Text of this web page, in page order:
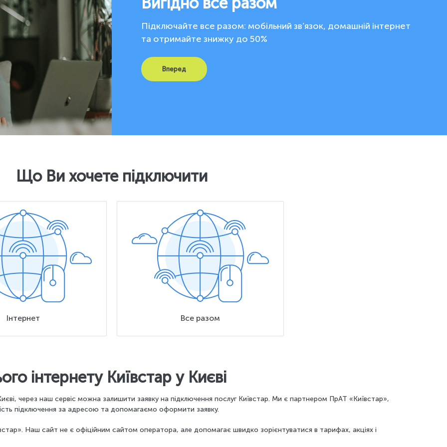
Підключайте все разом: мобільний зв’язок, домашній інтернет
та отримайте знижку до 50%
Вперед
Що Ви хочете підключити
Інтернет Все разом
інтернету Київстар у Києві
через наш сервіс можна залишити заявку на підключення послуг Київстар. Ми є партнером ПрАТ «Київстар»,
підключення за адресою та допомагаємо оформити заявку.
Наш сайт не є офіційним сайтом оператора, але допомагає швидко зорієнтуватися в тарифах, акціях і